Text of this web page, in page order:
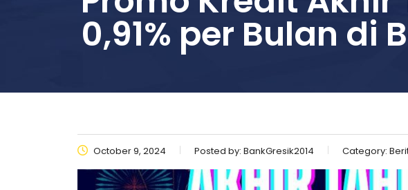
0,91% per Bulan di
October 9, 2024 Posted by: BankGresik2014 Category: